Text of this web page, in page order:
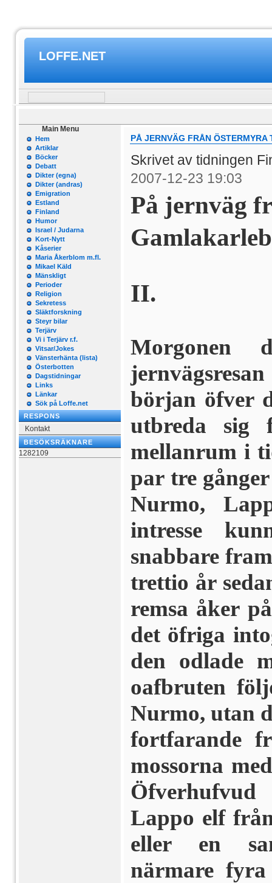
LOFFE.NET
Main Menu
Hem
Artiklar
Böcker
Debatt
Dikter (egna)
Dikter (andras)
Emigration
Estland
Finland
Humor
Israel / Judarna
Kort-Nytt
Kåserier
Maria Åkerblom m.fl.
Mikael Käld
Mänskligt
Perioder
Religion
Sekretess
Släktforskning
Steyr bilar
Terjärv
Vi i Terjärv r.f.
Vitsar/Jokes
Vänsterhänta (lista)
Österbotten
Dagstidningar
Links
Länkar
Sök på Loffe.net
RESPONS
Kontakt
BESÖKSRÄKNARE
1282109
PÅ JERNVÄG FRÅN
Skrivet av tidningen
2007-12-23 19:03
På jernväg
II.
Morgonen
början öfver
utbreda sig
mellanrum i
par tre
Nurmo,
intresse
snabbare
trettio år
remsa åker
det öfriga
den odlade
oafbruten
Nurmo, utan
fortfarande
mos­sorna
Lappo elf
eller en
närmare